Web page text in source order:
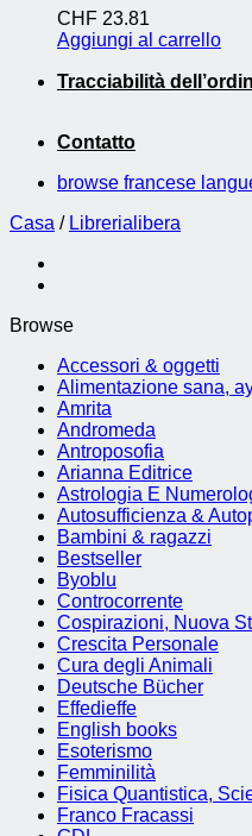
CHF 23.81
Aggiungi al carrello
Tracciabilità
Contatto
browse francese
Casa / Librerialibera
Browse
Accessori & oggetti
Alimentazione sana,
Amrita
Andromeda
Antroposofia
Arianna Editrice
Astrologia E
Autosufficienza &
Bambini & ragazzi
Bestseller
Byoblu
Controcorrente
Cospirazioni, Nuova
Crescita Personale
Cura degli Animali
Deutsche Bücher
Effedieffe
English books
Esoterismo
Femminilità
Fisica Quantistica,
Franco Fracassi